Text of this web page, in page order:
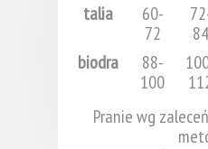
talia
60-
72
84
biodra
88-
100
Pranie wg